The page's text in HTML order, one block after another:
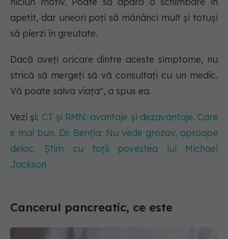
apetit, dar uneori poți să mănânci mult și totuși
să pierzi în greutate.
Dacă aveți oricare dintre aceste simptome, nu
strică să mergeți să vă consultați cu un medic.
Vă poate salva viața", a spus ea.
Vezi și: CT și RMN: avantaje și dezavantaje. Care
e mai bun. Dr. Benția: Nu vede grozav, aproape
deloc. Știm cu toții povestea lui Michael
Jackson
Cancerul pancreatic, ce este